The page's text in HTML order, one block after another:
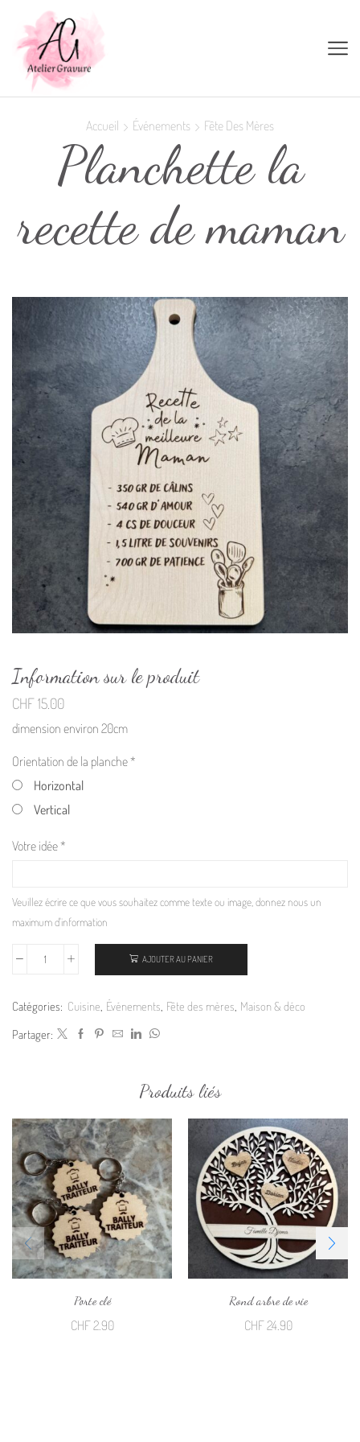
Accueil Événements Fête Des Mères
Planchette la
recette de maman
Information sur le produit
CHF 15.00
dimension environ 20cm
Orientation de la planche*
Horizontal
Vertical
Votre idée*
Veuillez écrire ce que vous souhaitez comme texte ou image, donnez nous un
maximum d'information
AJOUTER AU PANIER
Catégories: Cuisine Événements Fête des mères Maison & déco
Partager:
Produits liés
Porte clé
CHF2.90
Rond arbre de vie
CHF24.90